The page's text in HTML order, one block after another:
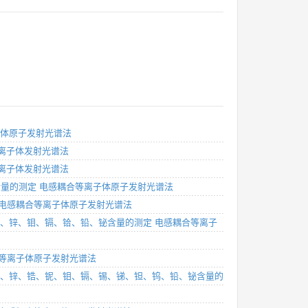
原子发射光谱法
子体发射光谱法
子体发射光谱法
的测定 电感耦合等离子体原子发射光谱法
感耦合等离子体原子发射光谱法
锌、钼、镉、铪、铅、铋含量的测定 电感耦合等离子
离子体原子发射光谱法
锌、锆、铌、钼、镉、锡、锑、钽、钨、铅、铋含量的